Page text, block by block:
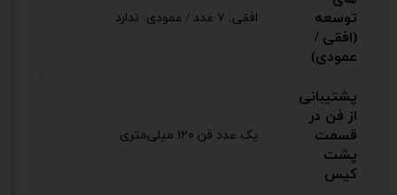
توسعه
(افقی /
عمودی)
افقی: ۷ عدد / عمودی: ندارد
پشتیبانی
از فن در
قسمت
پشت
کیس
یک عدد فن ۱۲۰ میلی‌متری